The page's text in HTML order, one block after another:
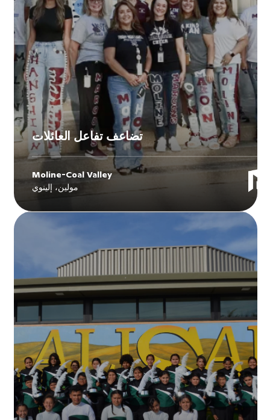
تضاعف تفاعل العائلات
Moline-Coal Valley
مولين، إلينوي
Explore